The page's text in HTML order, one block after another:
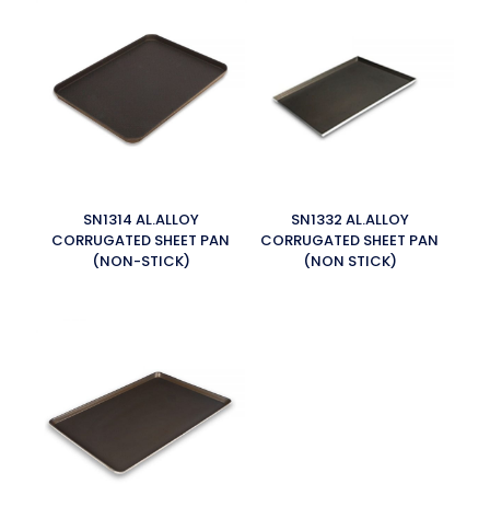
SN1314 AL.ALLOY
CORRUGATED SHEET PAN
(NON-STICK)
SN1332 AL.ALLOY
CORRUGATED SHEET PAN
(NON STICK)